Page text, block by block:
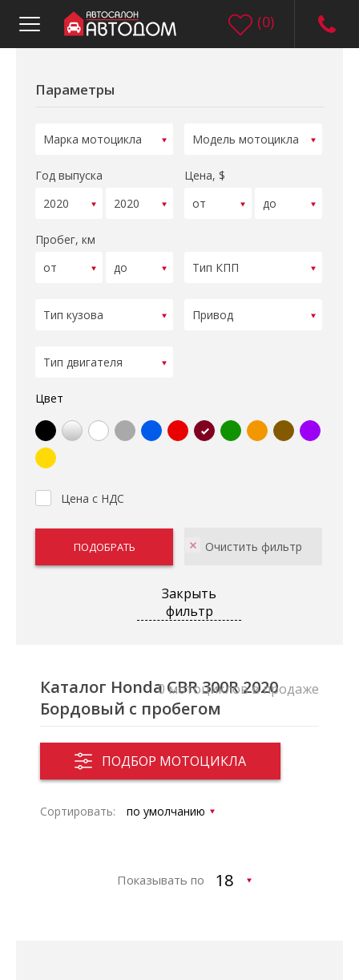
(0)
Параметры
Год выпуска Цена, $
Пробег, км
Цвет
Цена с НДС
Закрыть
фильтр
Каталог Honda CBR 300R 2020
Бордовый с пробегом
ПОДБОР МОТОЦИКЛА
0 мотоциклов в продаже
Сортировать:
Показывать по